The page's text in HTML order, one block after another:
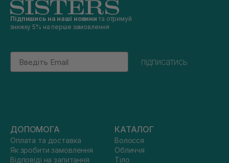
Підпишись на наші новини та отримуй
знижку 5% на перше замовлення
Email
підписатись
ДОПОМОГА
Оплата та доставка
Як зробити замовлення
Відповіді на запитання
КАТАЛОГ
Волосся
Обличчя
Тіло